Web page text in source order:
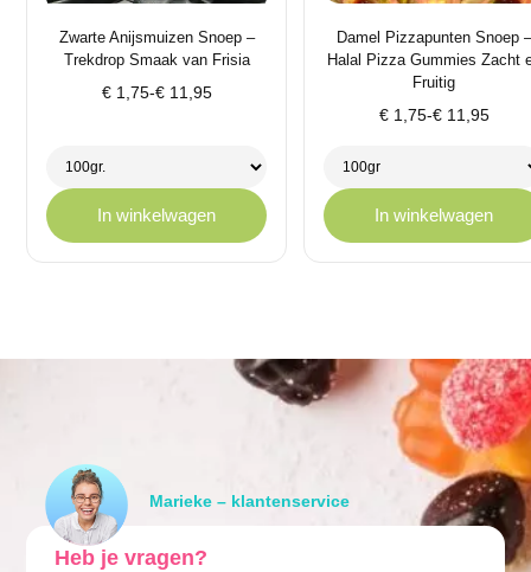
Zwarte Anijsmuizen Snoep –
Trekdrop Smaak van Frisia
€1,75-€11,95
Prijsklasse:
€ 11,95
In winkelwagen
Damel Pizzapunten Snoep –
Halal Pizza Gummies Zacht
Fruitig
€1,75-€11,95
Prijsklasse:
tot
€ 11,95
In winkelwagen
Marieke – klantenservice
Heb je vragen?